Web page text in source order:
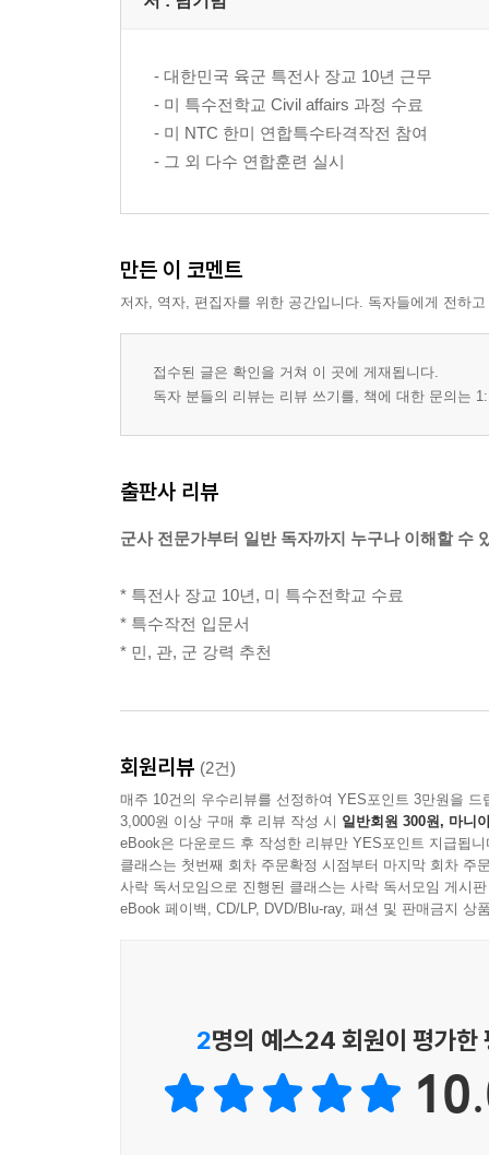
- 대한민국 육군 특전사 장교 10년 근무
- 미 특수전학교 Civil affairs 과정 수료
- 미 NTC 한미 연합특수타격작전 참여
- 그 외 다수 연합훈련 실시
만든 이 코멘트
저자, 역자, 편집자를 위한 공간입니다. 독자들에게 전하
접수된 글은 확인을 거쳐 이 곳에 게재됩니다.
독자 분들의 리뷰는 리뷰 쓰기를, 책에 대한 문의는
출판사 리뷰
군사 전문가부터 일반 독자까지 누구나 이해할 수
* 특전사 장교 10년, 미 특수전학교 수료
* 특수작전 입문서
* 민, 관, 군 강력 추천
회원리뷰 (2건)
매주 10건의 우수리뷰를 선정하여 YES포인트 3만원을 드
3,000원 이상 구매 후 리뷰 작성 시 일반회원 300원, 마니
eBook은 다운로드 후 작성한 리뷰만 YES포인트 지급됩니
클래스는 첫번째 회차 주문확정 시점부터 마지막 회차 주
사락 독서모임으로 진행된 클래스는 사락 독서모임 게시
eBook 페이백, CD/LP, DVD/Blu-ray, 패션 및 판매금지 상
2명의 예스24 회원이 평가한